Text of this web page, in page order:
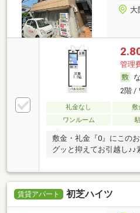
大
管理
2階 /
礼金なし 敷
ワンルーム
敷金・礼金『0』にこの
グッと抑えてお引越し♪♪
賃貸アパート 初芝ハイツ